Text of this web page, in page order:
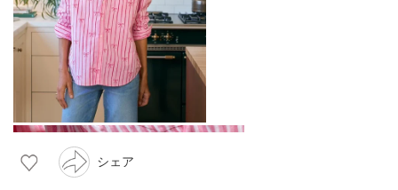
シェア